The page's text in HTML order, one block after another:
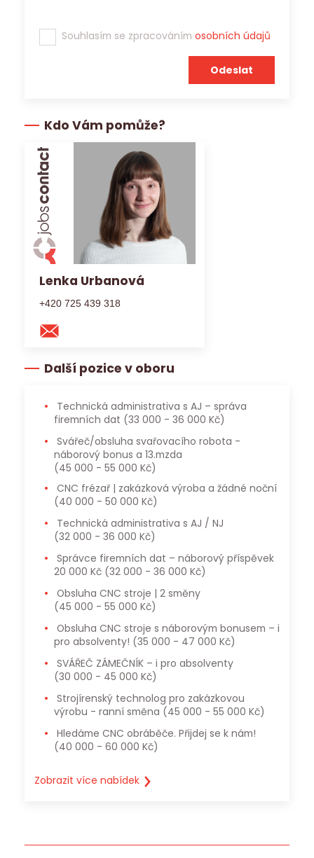
Souhlasím se zpracováním osobních údajů
Kdo Vám pomůže?
Lenka Urbanová
+420 725 439 318
Další pozice v oboru
firemních dat (33 000 - 36 000 Kč)
náborový bonus a 13.mzda
(45 000 - 55 000 Kč)
CNC frézař | zakázková výroba a žádné noční
(40 000 - 50 000 Kč)
Technická administrativa s AJ / NJ
(32 000 - 36 000 Kč)
20 000 Kč (32 000 - 36 000 Kč)
Obsluha CNC stroje | 2 směny
(45 000 - 55 000 Kč)
pro absolventy! (35 000 - 47 000 Kč)
SVÁŘEČ ZÁMEČNÍK – i pro absolventy
(30 000 - 45 000 Kč)
výrobu - ranní směna (45 000 - 55 000 Kč)
Hledáme CNC obráběče. Přijdej se k nám!
(40 000 - 60 000 Kč)
Zobrazit více nabídek